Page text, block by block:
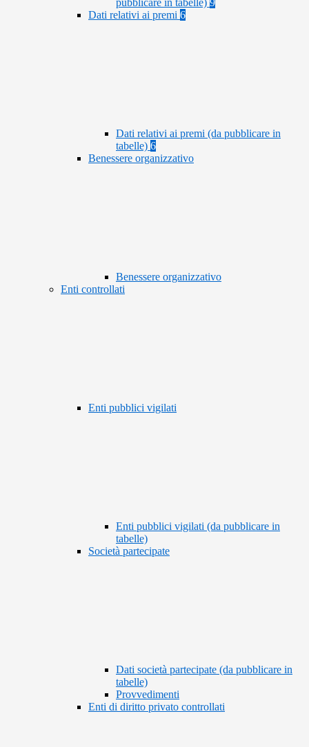
pubblicare in tabelle) 9
Dati relativi ai premi 6
Dati relativi ai premi (da pubblicare in
tabelle) 6
Benessere organizzativo
Benessere organizzativo
Enti controllati
Enti pubblici vigilati
Enti pubblici vigilati (da pubblicare in
tabelle)
Società partecipate
Dati società partecipate (da pubblicare in
tabelle)
Provvedimenti
Enti di diritto privato controllati